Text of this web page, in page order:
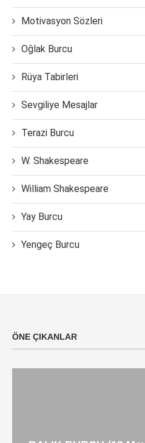
Motivasyon Sözleri
Oğlak Burcu
Rüya Tabirleri
Sevgiliye Mesajlar
Terazi Burcu
W. Shakespeare
William Shakespeare
Yay Burcu
Yengeç Burcu
ÖNE ÇIKANLAR